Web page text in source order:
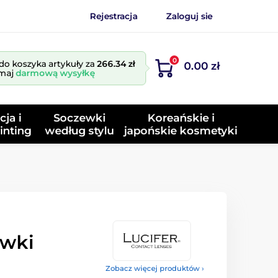
Rejestracja Zaloguj sie
koszyka artykuły za266.34 zł
darmową wysyłkę
0 0.00 zł
i
Soczewki
według stylu
Koreańskie i
japońskie kosmetyki
Zobacz więcej produktów ›